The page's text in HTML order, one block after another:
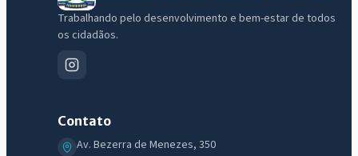
Trabalhando pelo desenvolvimento e bem-estar de todos
os cidadãos.
Contato
Av. Bezerra de Menezes, 350